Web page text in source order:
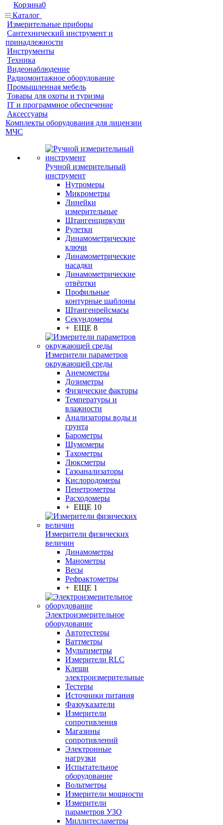
Корзина0
Каталог
Измерительные приборы
Сантехнический инструмент и
принадлежности
Инструменты
Техника
Видеонаблюдение
Радиомонтажное оборудование
Промышленная мебель
Товары для охоты и туризма
IT и программное обеспечение
Аксессуары
Комплекты оборудования для лицензии
МЧС
Ручной измерительный
инструмент
Нутромеры
Микрометры
Линейки
измерительные
Штангенциркули
Рулетки
Динамометрические
ключи
Динамометрические
насадки
Динамометрические
отвёртки
Профильные
контурные шаблоны
Штангенрейсмасы
Секундомеры
+ ЕЩЕ 8
Измерители параметров
окружающей среды
Анемометры
Дозиметры
Физические факторы
Температуры и
влажности
Анализаторы воды и
грунта
Барометры
Шумомеры
Тахометры
Люксметры
Газоанализаторы
Кислородомеры
Пенетрометры
Расходомеры
+ ЕЩЕ 10
Измерители физических
величин
Динамометры
Манометры
Весы
Рефрактометры
+ ЕЩЕ 1
Электроизмерительное
оборудование
Автотестеры
Ваттметры
Мультиметры
Измерители RLC
Клещи
электроизмерительные
Тестеры
Источники питания
Фазоуказатели
Измерители
сопротивления
Магазины
сопротивлений
Электронные
нагрузки
Испытательное
оборудование
Вольтметры
Измерители мощности
Измерители
параметров УЗО
Миллитесламетры